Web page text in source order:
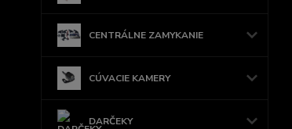
CENTRÁLNE ZAMYKANIE
CÚVACIE KAMERY
DARČEKY